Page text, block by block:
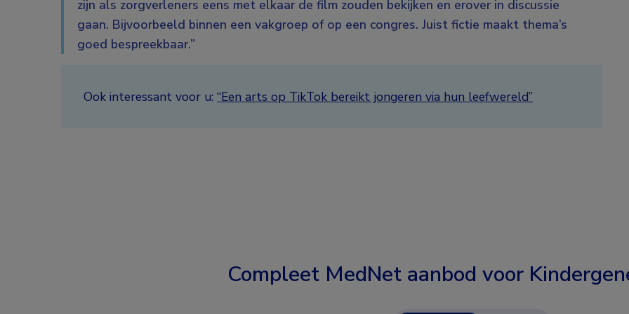
zijn als zorgverleners eens met elkaar de film zouden bekijken en erover in discussie
gaan. Bijvoorbeeld binnen een vakgroep of op een congres. Juist fictie maakt thema’s
goed bespreekbaar.”
Ook interessant voor u: “Een arts op TikTok bereikt jongeren via hun leefwereld”
Compleet MedNet aanbod voor